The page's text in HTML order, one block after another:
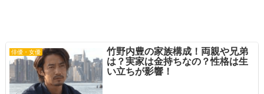
俳優・女優
竹野内豊の家族構成！両親や兄弟
は？実家は金持ちなの？性格は生
い立ちが影響！